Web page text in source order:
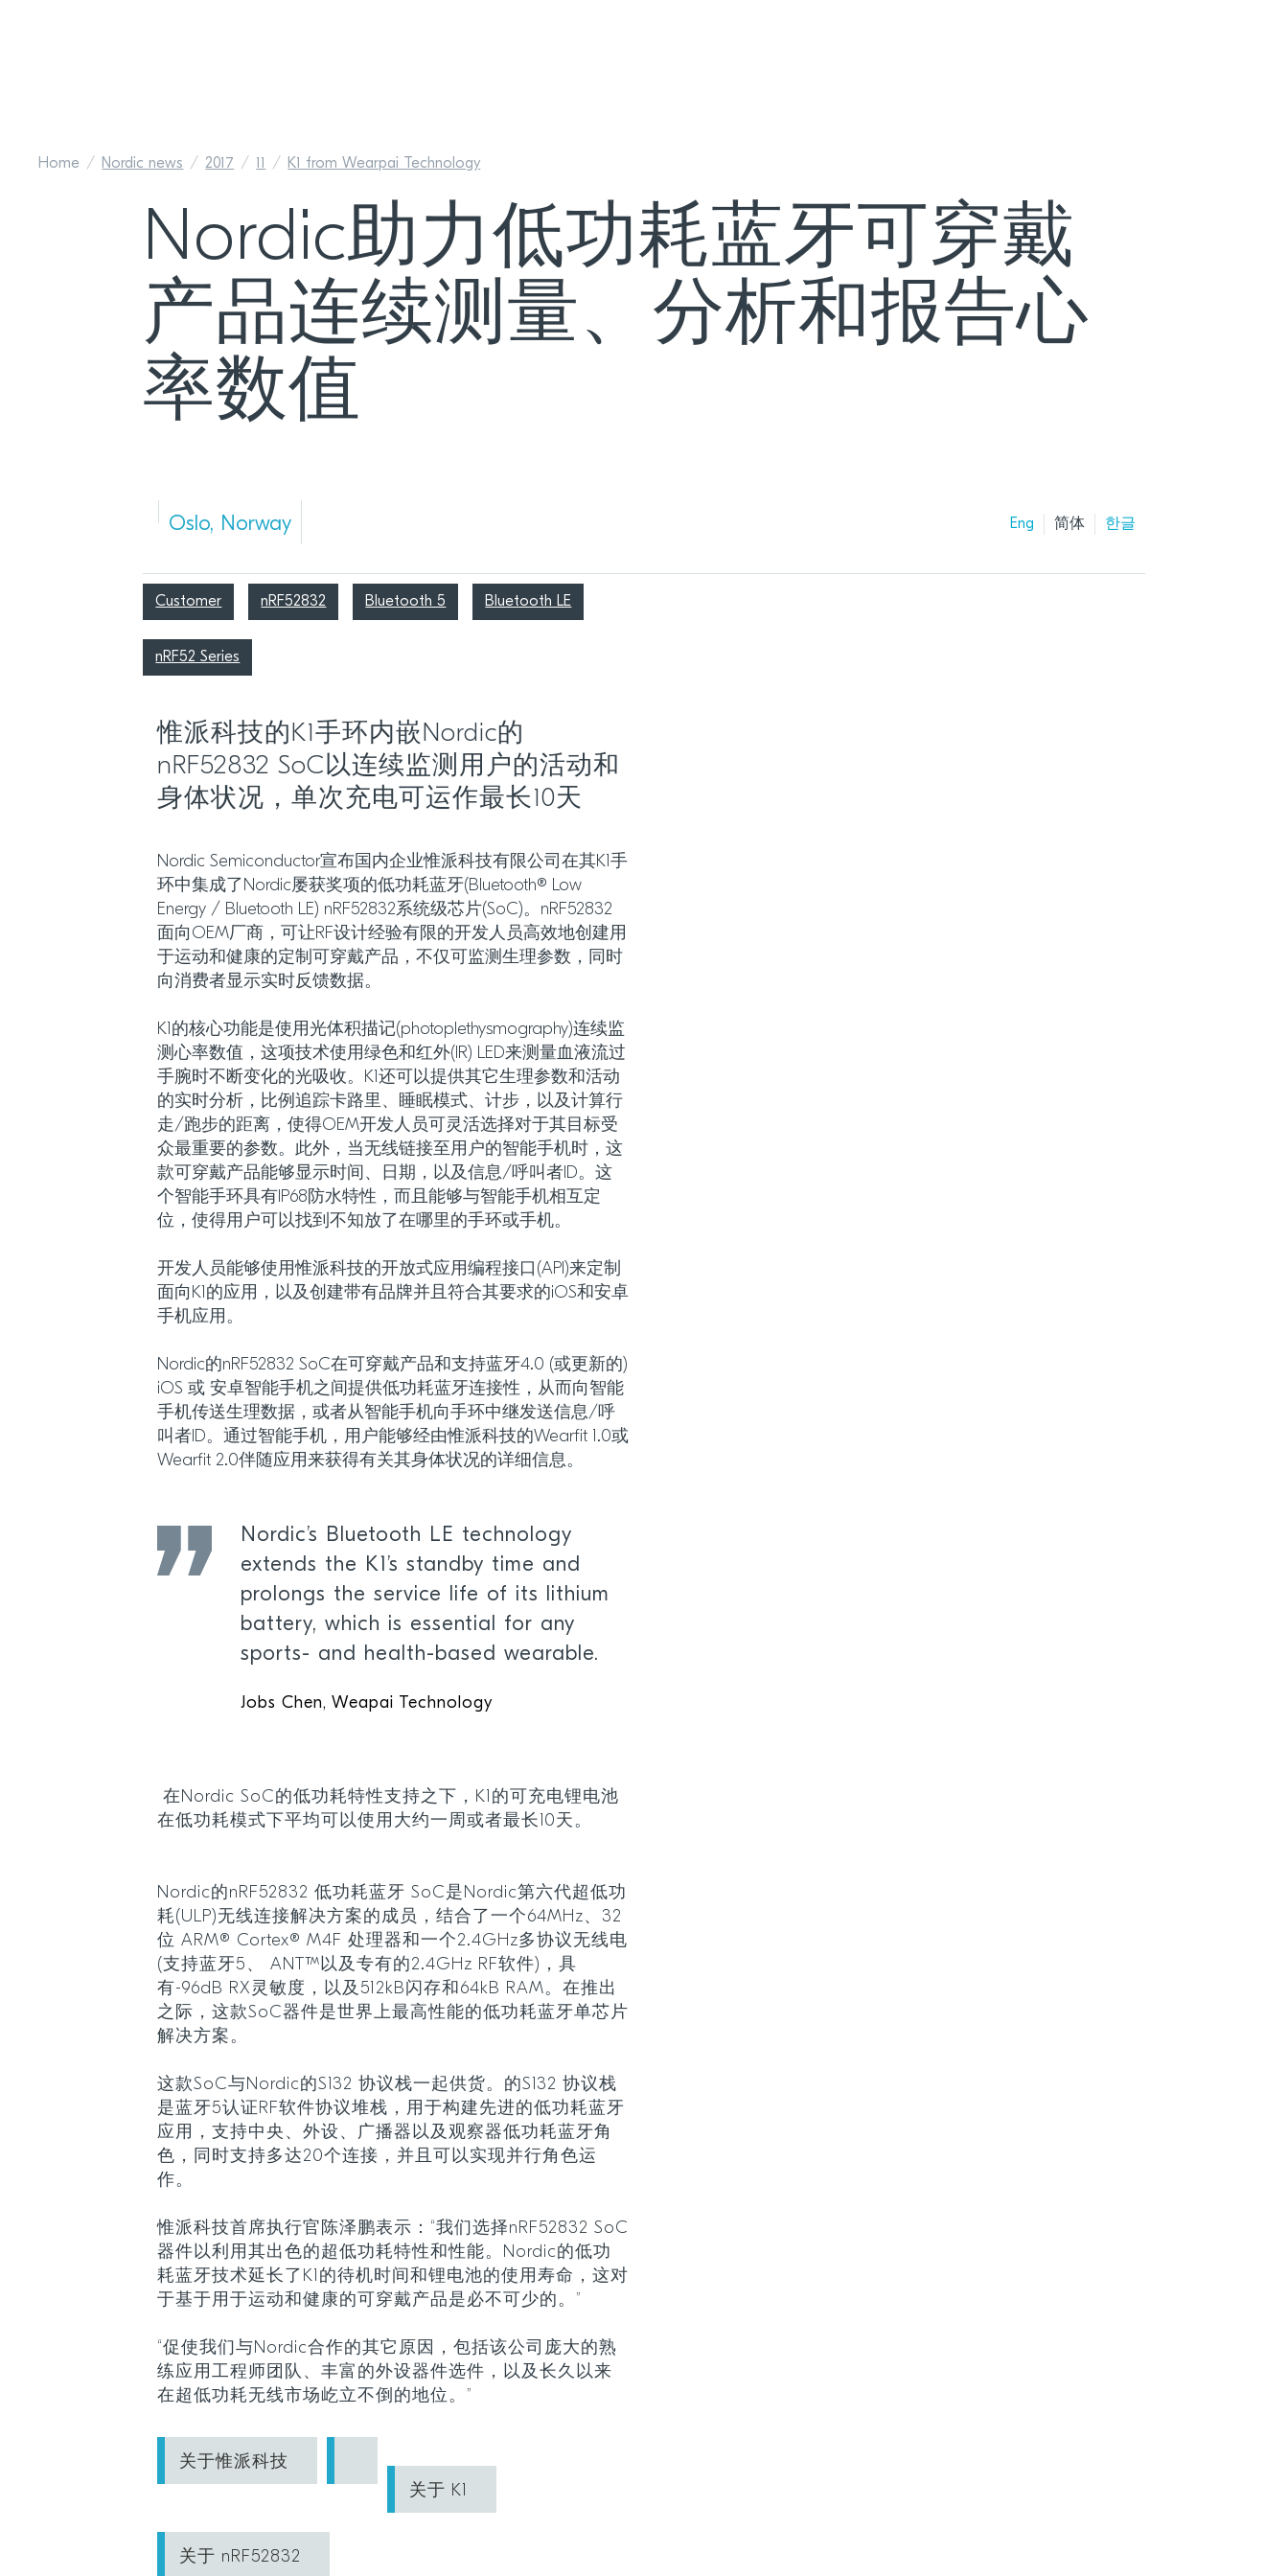
Home Nordic news 2017 K1 from Wearpai Technology
Nordic助力低功耗蓝牙可穿戴
产品连续测量、分析和报告心
率数值
Oslo, Norway Eng 简体 한글
Customer nRF52832 Bluetooth 5 Bluetooth LE
nRF52 Series
惟派科技的K1手环内嵌Nordic的
nRF52832 SoC以连续监测用户的活动和
身体状况，单次充电可运作最长10天
Nordic Semiconductor宣布国内企业惟派科技有限公司在其K1手
环中集成了Nordic屡获奖项的低功耗蓝牙(Bluetooth® Low
Energy / Bluetooth LE) nRF52832系统级芯片(SoC)。nRF52832
面向OEM厂商，可让RF设计经验有限的开发人员高效地创建用
于运动和健康的定制可穿戴产品，不仅可监测生理参数，同时
向消费者显示实时反馈数据。
K1的核心功能是使用光体积描记(photoplethysmography)连续监
测心率数值，这项技术使用绿色和红外(IR) LED来测量血液流过
手腕时不断变化的光吸收。K1还可以提供其它生理参数和活动
的实时分析，比例追踪卡路里、睡眠模式、计步，以及计算行
走/跑步的距离，使得OEM开发人员可灵活选择对于其目标受
众最重要的参数。此外，当无线链接至用户的智能手机时，这
款可穿戴产品能够显示时间、日期，以及信息/呼叫者ID。这
个智能手环具有IP68防水特性，而且能够与智能手机相互定
位，使得用户可以找到不知放了在哪里的手环或手机。
开发人员能够使用惟派科技的开放式应用编程接口(API)来定制
面向K1的应用，以及创建带有品牌并且符合其要求的iOS和安卓
手机应用。
Nordic的nRF52832 SoC在可穿戴产品和支持蓝牙4.0 (或更新的)
iOS 或 安卓智能手机之间提供低功耗蓝牙连接性，从而向智能
手机传送生理数据，或者从智能手机向手环中继发送信息/呼
叫者ID。通过智能手机，用户能够经由惟派科技的Wearfit 1.0或
Wearfit 2.0伴随应用来获得有关其身体状况的详细信息。
Nordic’s Bluetooth LE technology
extends the K1’s standby time and
prolongs the service life of its lithium
battery, which is essential for any
sports- and health-based wearable.
Jobs Chen, Weapai Technology
在Nordic SoC的低功耗特性支持之下，K1的可充电锂电池
在低功耗模式下平均可以使用大约一周或者最长10天。
Nordic的nRF52832 低功耗蓝牙 SoC是Nordic第六代超低功
耗(ULP)无线连接解决方案的成员，结合了一个64MHz、32
位 ARM® Cortex® M4F 处理器和一个2.4GHz多协议无线电
(支持蓝牙5、 ANT™以及专有的2.4GHz RF软件)，具
有-96dB RX灵敏度，以及512kB闪存和64kB RAM。在推出
之际，这款SoC器件是世界上最高性能的低功耗蓝牙单芯片
解决方案。
这款SoC与Nordic的S132 协议栈一起供货。的S132 协议栈
是蓝牙5认证RF软件协议堆栈，用于构建先进的低功耗蓝牙
应用，支持中央、外设、广播器以及观察器低功耗蓝牙角
色，同时支持多达20个连接，并且可以实现并行角色运
作。
惟派科技首席执行官陈泽鹏表示：“我们选择nRF52832 SoC
器件以利用其出色的超低功耗特性和性能。Nordic的低功
耗蓝牙技术延长了K1的待机时间和锂电池的使用寿命，这对
于基于用于运动和健康的可穿戴产品是必不可少的。”
“促使我们与Nordic合作的其它原因，包括该公司庞大的熟
练应用工程师团队、丰富的外设器件选件，以及长久以来
在超低功耗无线市场屹立不倒的地位。”
关于惟派科技
关于 K1
关于 nRF52832